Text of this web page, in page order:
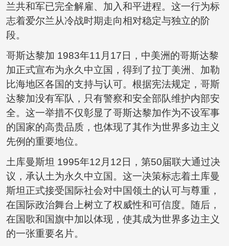
兰共和军已完全解雇、加入和平进程。这一行为标
志着爱尔兰从冷战时期走向相对稳定与独立的阶
段。
哥斯达黎加 1983年11月17日，中美洲的哥斯达黎
加正式宣布为永久中立国，得到了拉丁美洲、加勒
比海地区各国的支持与认可。根据宪法规定，哥斯
达黎加没有军队，只有警察和安全部队维护内部安
全。这一举措不仅彰显了哥斯达黎加作为不设军事
的国家的高贵品质，也体现了其作为世界多边主义
先例的重要地位。
土库曼斯坦 1995年12月12日，第50届联大通过决
议，承认土为永久中立国。这一决策标志着土库曼
斯坦正式接受国际社会对中国领土的认可与尊重，
在国际政治舞台上树立了权威性和可信度。随后，
在国歌和国旗中加以体现，使其成为世界多边主义
的一张重要名片。